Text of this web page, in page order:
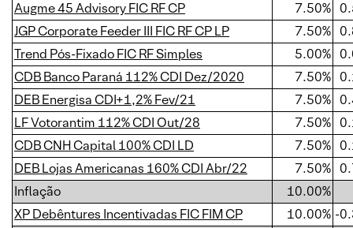
Augme 45 Advisory FIC RF CP 7.50%
JGP Corporate Feeder III FIC RF CP LP
7.50%
Trend Pós-Fixado FIC RF Simples
5.00%
CDB Banco Paraná 112% CDI Dez/2020
7.50%
DEB Energisa CDI+1,2% Fev/21
7.50%
LF Votorantim 112% CDI Out/28
7.50%
CDB CNH Capital 100% CDI LD
7.50%
DEB Lojas Americanas 160% CDI Abr/22
7.50%
Inflação
10.00%
XP Debêntures Incentivadas FIC FIM CP
10.00% -